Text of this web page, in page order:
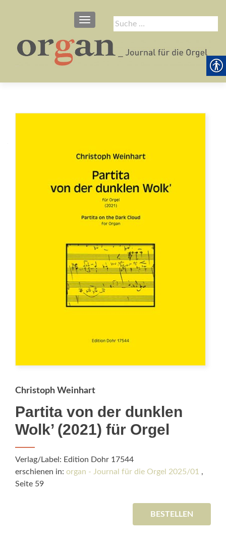
Suche
nach:
SCHALTE NAVIGATION
Christoph Weinhart
Partita von der dunklen
Wolk’ (2021) für Orgel
Verlag/Label: Edition Dohr 17544
erschienen in: organ - Journal für die Orgel 2025/01 ,
Seite 59
BESTELLEN